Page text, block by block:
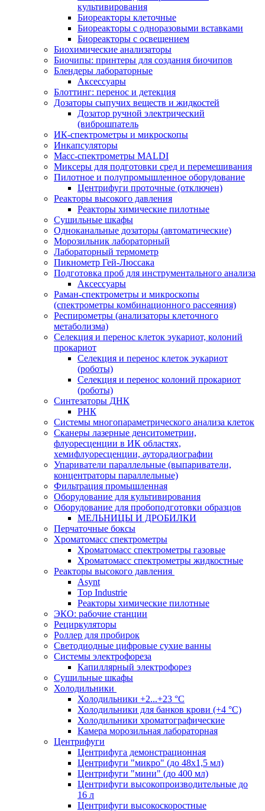
культивирования
Биореакторы клеточные
Биореакторы с одноразовыми вставками
Биореакторы с освещением
Биохимические анализаторы
Биочипы: принтеры для создания биочипов
Блендеры лабораторные
Аксессуары
Блоттинг: перенос и детекция
Дозаторы сыпучих веществ и жидкостей
Дозатор ручной электрический
(виброшпатель
ИК-спектрометры и микроскопы
Инкапсуляторы
Масс-спектрометры MALDI
Миксеры для подготовки сред и перемешивания
Пилотное и полупромышленное оборудование
Центрифуги проточные (отключен)
Реакторы высокого давления
Реакторы химические пилотные
Сушильные шкафы
Одноканальные дозаторы (автоматические)
Морозильник лабораторный
Лабораторный термометр
Пикнометр Гей-Люссака
Подготовка проб для инструментального анализа
Аксессуары
Раман-спектрометры и микроскопы
(спектрометры комбинационного рассеяния)
Респирометры (анализаторы клеточного
метаболизма)
Селекция и перенос клеток эукариот, колоний
прокариот
Селекция и перенос клеток эукариот
(роботы)
Селекция и перенос колоний прокариот
(роботы)
Синтезаторы ДНК
РНК
Системы многопараметрического анализа клеток
Сканеры лазерные денситометрии,
флуоресценции в ИК областях,
хемифлуоресценции, ауторадиографии
Упариватели параллельные (выпариватели,
концентраторы параллельные)
Фильтрация промышленная
Оборудование для культивирования
Оборудование для пробоподготовки образцов
МЕЛЬНИЦЫ И ДРОБИЛКИ
Перчаточные боксы
Хроматомасс спектрометры
Хроматомасс спектрометры газовые
Хроматомасс спектрометры жидкостные
Реакторы высокого давления
Asynt
Top Industrie
Реакторы химические пилотные
ЭКО: рабочие станции
Рециркуляторы
Роллер для пробирок
Светодиодные цифровые сухие ванны
Системы электрофореза
Капиллярный электрофорез
Сушильные шкафы
Холодильники
Холодильники +2...+23 °С
Холодильники для банков крови (+4 °С)
Холодильники хроматографические
Камера морозильная лабораторная
Центрифуги
Центрифуга демонстрационная
Центрифуги "микро" (до 48x1,5 мл)
Центрифуги "мини" (до 400 мл)
Центрифуги высокопроизводительные до
16 л
Центрифуги высокоскоростные